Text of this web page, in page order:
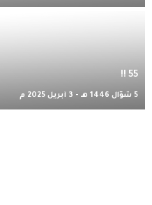
55 !!
5 شوّال 1446 هـ - 3 أبريل 2025 م